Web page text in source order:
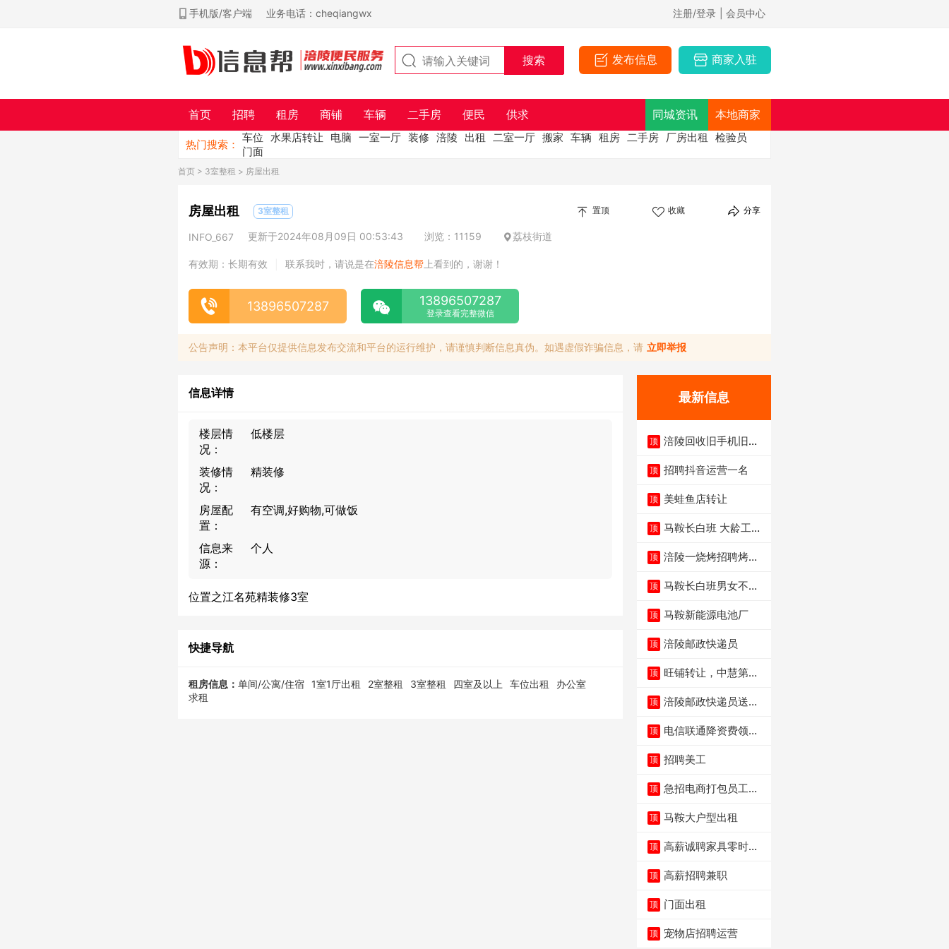
手机版/客户端 业务电话：cheqiangwx 注册/登录 | 会员中心
发布信息 商家入驻
首页 招聘 租房 商铺 车辆 二手房 便民 供求 同城资讯 本地商家
热门搜索：
车位 水果店转让 电脑 一室一厅 装修 涪陵 出租 二室一厅 搬家 车辆 租房 二手房 厂房出租
检验员
门面
首页 > 3室整租 > 房屋出租
房屋出租 3室整租 置顶 收藏 分享
INFO_667 更新于2024年08月09日 00:53:43 浏览：11159 荔枝街道
有效期：长期有效 联系我时，请说是在涪陵信息帮 上看到的，谢谢！
13896507287 13896507287
登录查看完整微信
公告声明：本平台仅提供信息发布交流和平台的运行维护，请谨慎判断信息真伪。如遇虚假诈骗信息，请 立即举报
信息详情
楼层情
况：
低楼层
装修情
况：
精装修
房屋配
置：
有空调,好购物,可做饭
信息来
源：
个人
位置之江名苑精装修3室
快捷导航
租房信息： 单间/公寓/住宿 1室1厅出租 2室整租 3室整租 四室及以上 车位出租
办公室
求租
最新信息
顶 涪陵回收旧手机旧电
顶 招聘抖音运营一名
顶 美蛙鱼店转让
顶 马鞍长白班 大龄工大
顶 涪陵一烧烤招聘烤工
顶 马鞍长白班男女不限
顶 马鞍新能源电池厂
顶 涪陵邮政快递员
顶 旺铺转让，中慧第一
顶 涪陵邮政快递员送货
顶 电信联通降资费领价
顶 招聘美工
顶 急招电商打包员工作
顶 马鞍大户型出租
顶 高薪诚聘家具零时促
顶 高薪招聘兼职
顶 门面出租
顶 宠物店招聘运营